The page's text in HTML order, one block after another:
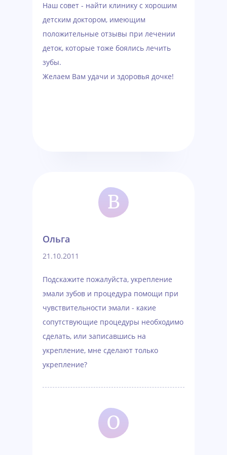
Наш совет - найти клинику с хорошим
детским доктором, имеющим
положительные отзывы при лечении
деток, которые тоже боялись лечить
зубы.
Желаем Вам удачи и здоровья дочке!
В
Ольга
21.10.2011
Подскажите пожалуйста, укрепление
эмали зубов и процедура помощи при
чувствительности эмали - какие
сопутствующие процедуры необходимо
сделать, или записавшись на
укрепление, мне сделают только
укрепление?
О